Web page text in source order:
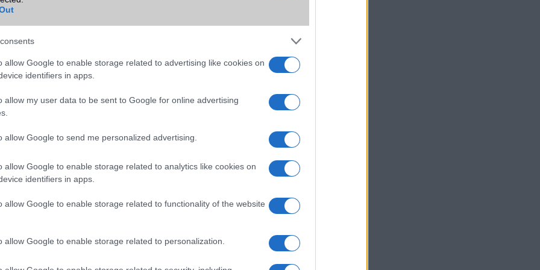
allow Google to enable storage related to advertising like cookies on
identifiers in apps.
allow my user data to be sent to Google for online advertising
allow Google to send me personalized advertising.
allow Google to enable storage related to analytics like cookies on
identifiers in apps.
allow Google to enable storage related to functionality of the website
allow Google to enable storage related to personalization.
évek óta várt vezeték nélküli töltési lehetőség megemlítését. Mivel a
így bármilyen, ezzel kompatibilis töltővel tölthető lesz, legyen
akár töltőlámpáról. Természetesen idén is lesznek speciális, iPhone-hoz
a Mophie-tól és a Belkintől.
szürke és új arany változatokban lesznek megvásárolhatók. Ami az
iPhone 864 gigabájtos verziója 699 dollárba kerül, az iPhone 8 Plus